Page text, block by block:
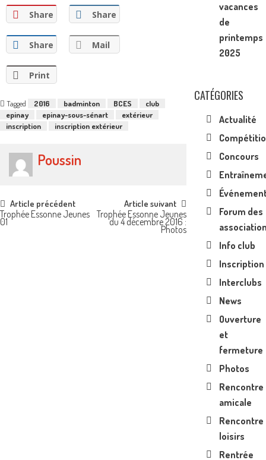
Share Share
Share Mail
Print
Tagged 2016 badminton BCES
club
epinay
epinay-sous-sénart
extérieur
inscription
inscription extérieur
Poussin
Post
navigation
Article précédent
Trophée Essonne Jeunes
01
Article suivant
Trophée Essonne Jeunes
du 4 décembre 2016 :
Photos
vacances
de
printemps
2025
CATÉGORIES
Actualité
Concours
Forum des
Info club
Inscription
Interclubs
News
Ouverture
et
fermeture
Photos
Rencontre
amicale
Rencontre
loisirs
Rentrée